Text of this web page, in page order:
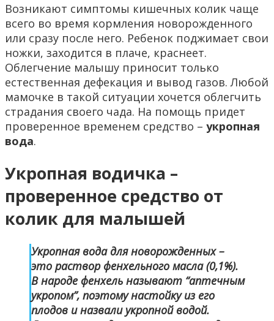
Возникают симптомы кишечных колик чаще
всего во время кормления новорожденного
или сразу после него. Ребенок поджимает свои
ножки, заходится в плаче, краснеет.
Облегчение малышу приносит только
естественная дефекация и вывод газов. Любой
мамочке в такой ситуации хочется облегчить
страдания своего чада. На помощь придет
проверенное временем средство – укропная
вода.
Укропная водичка –
проверенное средство от
колик для малышей
Укропная вода для новорожденных –
это раствор фенхельного масла (0,1%).
В народе фенхель называют “аптечным
укропом”, поэтому настойку из его
плодов и назвали укропной водой.